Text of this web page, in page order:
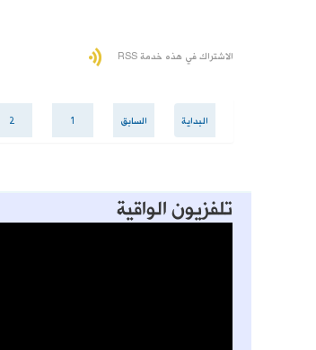
الاشتراك في هذه خدمة RSS
البداية السابق 1
2
تلفزيون الواقية